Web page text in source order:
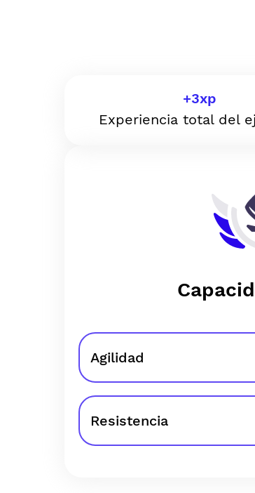
+3xp
Experiencia total del
Agilidad
Resistencia